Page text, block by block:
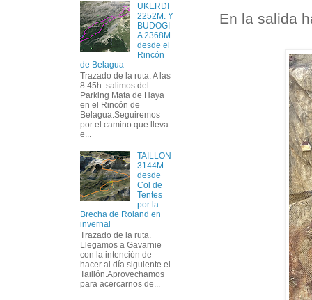
En la salida
UKERDI
2252M. Y
BUDOGI
A 2368M.
desde el
Rincón
de Belagua
Trazado de la ruta. A las
8.45h. salimos del
Parking Mata de Haya
en el Rincón de
Belagua.Seguiremos
por el camino que lleva
e...
TAILLON
3144M.
desde
Col de
Tentes
por la
Brecha de Roland en
invernal
Trazado de la ruta.
Llegamos a Gavarnie
con la intención de
hacer al día siguiente el
Taillón.Aprovechamos
para acercarnos de...